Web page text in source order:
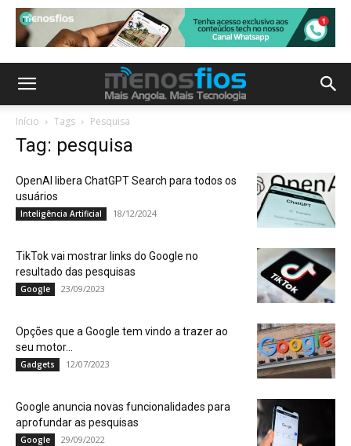
Início Tags Pesquisa
Tag: pesquisa
OpenAI libera ChatGPT Search para todos os
usuários
Inteligência Artificial 18/12/2024
TikTok vai mostrar links do Google no
resultado das pesquisas
Google 23/09/2023
Opções que a Google tem vindo a trazer ao
seu motor...
Gadgets 12/07/2023
Google anuncia novas funcionalidades para
aprofundar as pesquisas
Google 29/09/2022